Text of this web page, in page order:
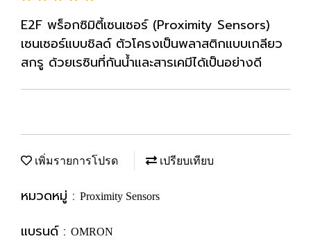
E2F พร็อกซิมิตี้เซนเซอร์ (Proximity Sensors)
เซนเซอร์แบบชิลด์ ตัวโครงเป็นพลาสติกแบบเกลียว
สกรู ด้วยเรซินที่กันน้ำและสารเคมีได้เป็นอย่างดี
เพิ่มรายการโปรด เปรียบเทียบ
หมวดหมู่ : Proximity Sensors
แบรนด์ : OMRON